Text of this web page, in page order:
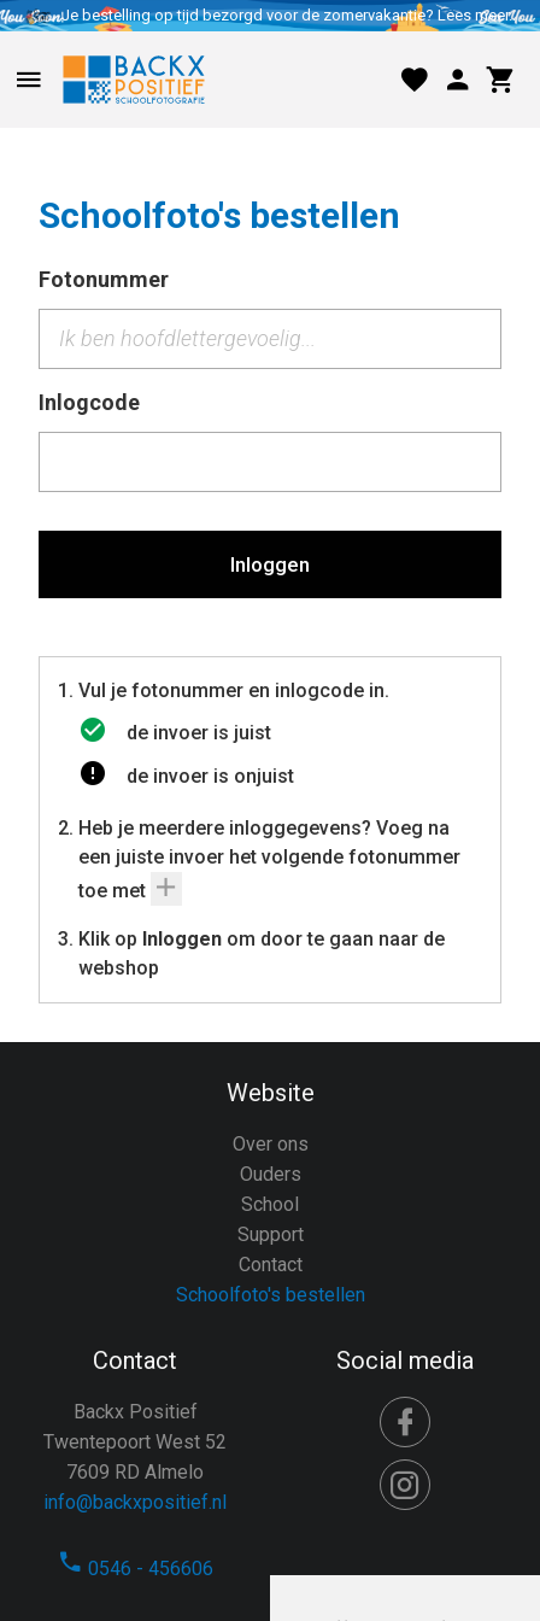
Je bestelling op tijd bezorgd voor de zomervakantie? Lees meer..
Schoolfoto's bestellen
Vul je fotonummer en inlogcode in.
de invoer is juist
de invoer is onjuist
Heb je meerdere inloggegevens? Voeg na
een juiste invoer het volgende fotonummer
toe met
Klik op Inloggen om door te gaan naar de
webshop
Fotonummer
Inlogcode
Inloggen
Website
Over ons
Ouders
School
Support
Contact
Schoolfoto's bestellen
Contact
Backx Positief
Twentepoort West 52
7609 RD Almelo
info@backxpositief.nl
0546 - 456606
Social media